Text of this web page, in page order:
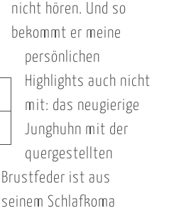
nicht hören. Und so
bekommt er meine
persönlichen
Highlights auch nicht
mit: das neugierige
Junghuhn mit der
quergestellten
Brustfeder ist aus
seinem Schlafkoma